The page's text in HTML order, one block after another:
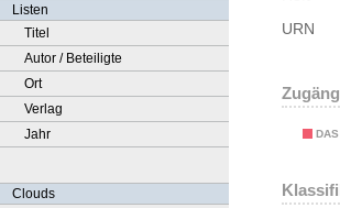
Listen
Titel
Autor / Beteiligte
Ort
Verlag
Jahr
Clouds
URN